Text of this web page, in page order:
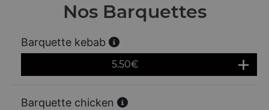
Nos Barquettes
Barquette kebab
5.50€
Barquette chicken